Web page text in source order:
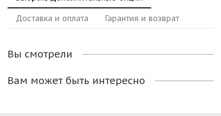
Доставка и оплата Гарантия и возврат
Вы смотрели
Вам может быть интересно